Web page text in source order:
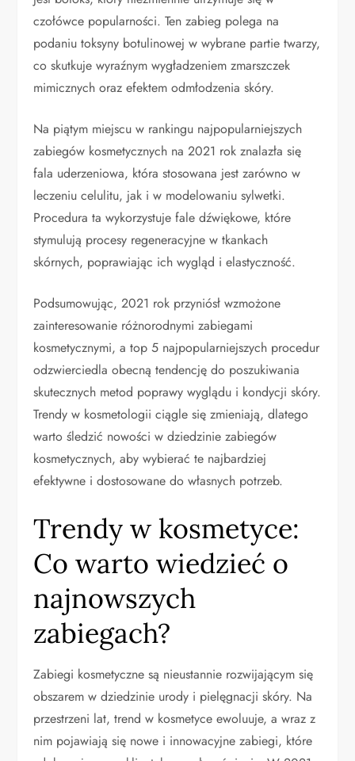
czołówce popularności. Ten zabieg polega na
podaniu toksyny botulinowej w wybrane partie twarzy,
co skutkuje wyraźnym wygładzeniem zmarszczek
mimicznych oraz efektem odmłodzenia skóry.
Na piątym miejscu w rankingu najpopularniejszych
zabiegów kosmetycznych na 2021 rok znalazła się
fala uderzeniowa, która stosowana jest zarówno w
leczeniu celulitu, jak i w modelowaniu sylwetki.
Procedura ta wykorzystuje fale dźwiękowe, które
stymulują procesy regeneracyjne w tkankach
skórnych, poprawiając ich wygląd i elastyczność.
Podsumowując, 2021 rok przyniósł wzmożone
zainteresowanie różnorodnymi zabiegami
kosmetycznymi, a top 5 najpopularniejszych procedur
odzwierciedla obecną tendencję do poszukiwania
skutecznych metod poprawy wyglądu i kondycji skóry.
Trendy w kosmetologii ciągle się zmieniają, dlatego
warto śledzić nowości w dziedzinie zabiegów
kosmetycznych, aby wybierać te najbardziej
efektywne i dostosowane do własnych potrzeb.
Trendy w kosmetyce:
Co warto wiedzieć o
najnowszych
zabiegach?
Zabiegi kosmetyczne są nieustannie rozwijającym się
obszarem w dziedzinie urody i pielęgnacji skóry. Na
przestrzeni lat, trend w kosmetyce ewoluuje, a wraz z
nim pojawiają się nowe i innowacyjne zabiegi, które